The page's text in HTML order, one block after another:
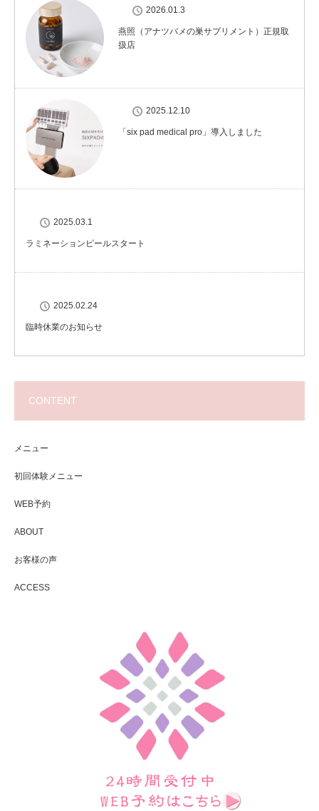
2026.01.3
燕照（アナツバメの巣サプリメント）正規取
扱店
2025.12.10
「six pad medical pro」導入しました
2025.03.1
ラミネーションピールスタート
2025.02.24
臨時休業のお知らせ
CONTENT
メニュー
初回体験メニュー
WEB予約
ABOUT
お客様の声
ACCESS